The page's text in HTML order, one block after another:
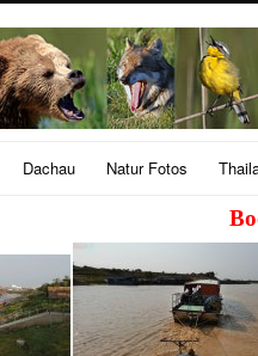
Dachau Natur Fotos